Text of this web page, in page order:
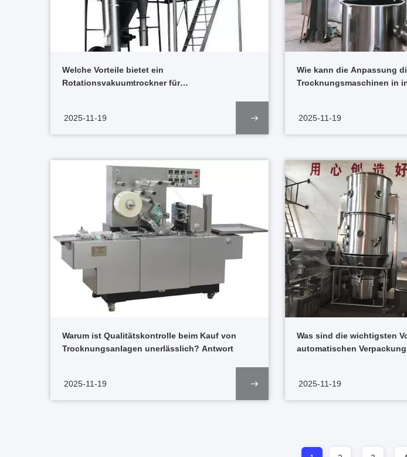
Welche Vorteile bietet ein
Rotationsvakuumtrockner für
2025-11-19
Wie kann die Anpassung
Trocknungsmaschinen in
2025-11-19
Warum ist Qualitätskontrolle beim Kauf von
Trocknungsanlagen unerlässlich? Antwort
2025-11-19
Was sind die wichtigsten
automatischen
2025-11-19